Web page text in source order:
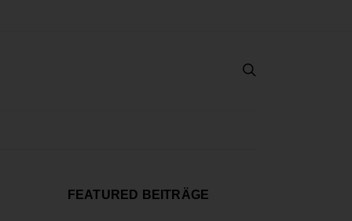
FEATURED BEITRÄGE